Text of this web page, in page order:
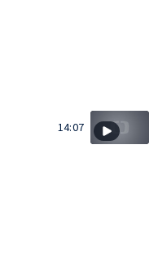
14:07